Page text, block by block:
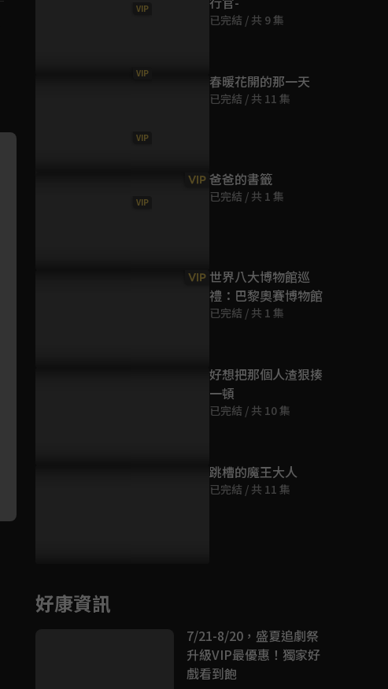
VIP
VIP
VIP
VIP
已完結 / 共 9 集
春暖花開的那一天
已完結 / 共 11 集
VIP 爸爸的書籤
已完結 / 共 1 集
VIP 世界八大博物館巡
禮：巴黎奧賽博物館
已完結 / 共 1 集
好想把那個人渣狠揍
一頓
已完結 / 共 10 集
跳槽的魔王大人
已完結 / 共 11 集
好康資訊
7/21-8/20，盛夏追劇祭
升級VIP最優惠！獨家好
戲看到飽